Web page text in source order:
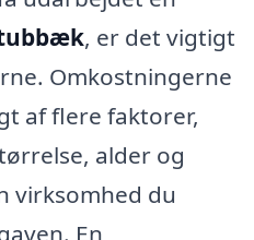
, er det vigtigt
Omkostningerne
af flere faktorer,
alder og
virksomhed du
En